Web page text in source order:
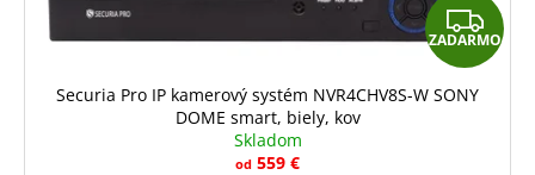
Z
A
ZADARMO
Securia Pro IP kamerový systém NVR4CHV8S-W SONY
DOME smart, biely, kov
Skladom
od 559 €